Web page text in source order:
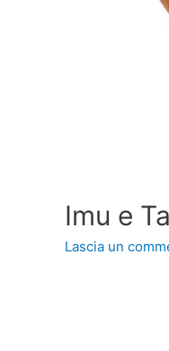
Imu e
Lascia un